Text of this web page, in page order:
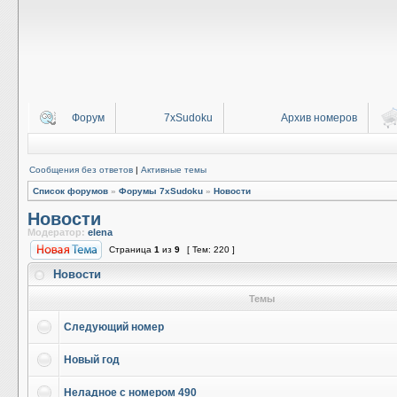
Форум 7xSudoku Архив номеров
Сообщения без ответов | Активные темы
Список форумов » Форумы 7xSudoku » Новости
Новости
Модератор: elena
Страница 1 из 9 [ Тем: 220 ]
Новости
Темы
Следующий номер
Новый год
Неладное с номером 490